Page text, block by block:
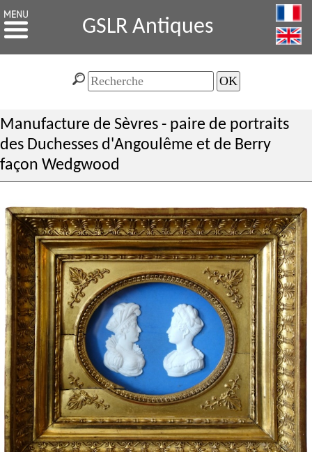
GSLR Antiques
Manufacture de Sèvres - paire de portraits
des Duchesses d'Angoulême et de Berry
façon Wedgwood